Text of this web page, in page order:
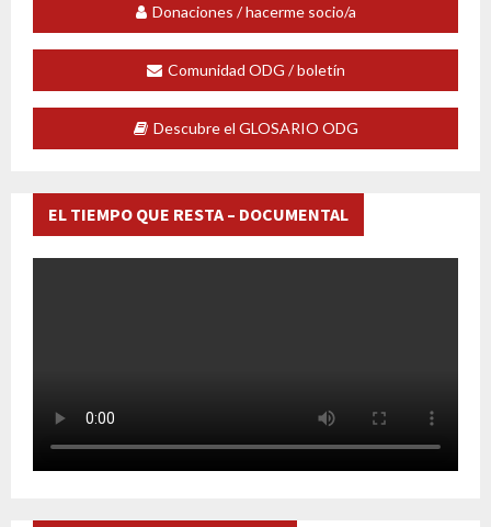
Donaciones / hacerme socio/a
Comunidad ODG / boletín
Descubre el GLOSARIO ODG
EL TIEMPO QUE RESTA – DOCUMENTAL